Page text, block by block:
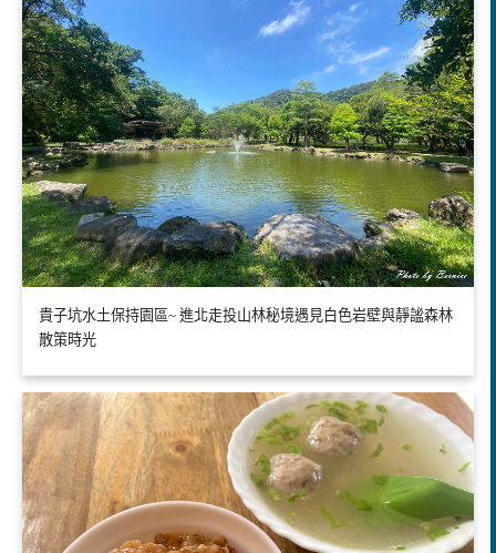
貴子坑水土保持園區~ 進北走投山林秘境遇見白色岩壁與靜謐森林
散策時光